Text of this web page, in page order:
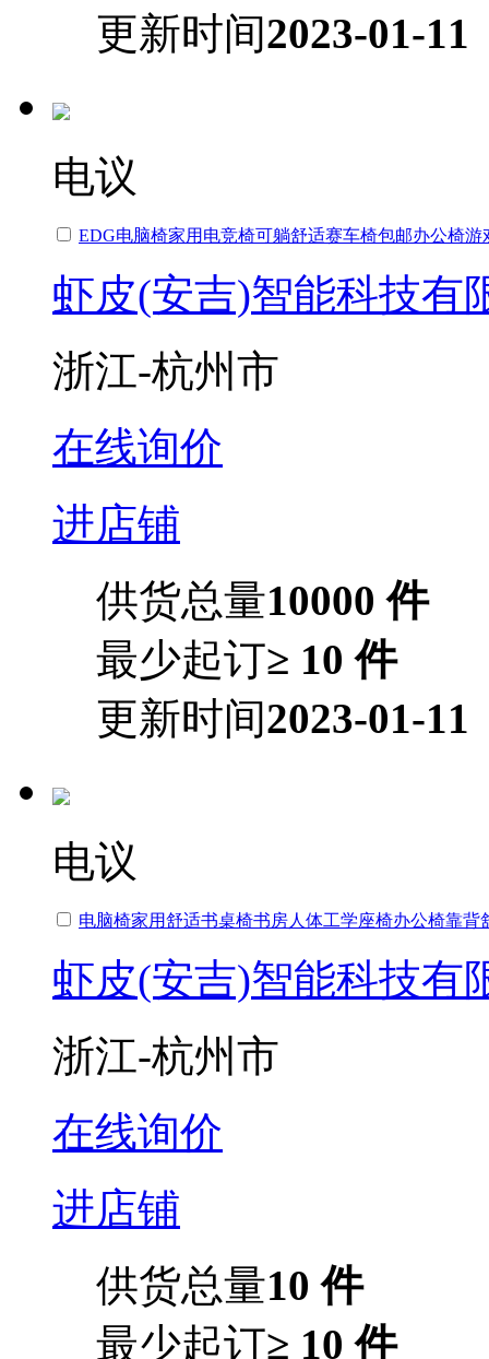
更新时间2023-01-11
电议
EDG电脑椅家用电竞椅可躺舒适赛车椅包邮办公椅游
虾皮(安吉)智能科技有
浙江-杭州市
在线询价
进店铺
供货总量10000 件
最少起订≥ 10 件
更新时间2023-01-11
电议
电脑椅家用舒适书桌椅书房人体工学座椅办公椅靠背
虾皮(安吉)智能科技有
浙江-杭州市
在线询价
进店铺
供货总量10 件
最少起订≥ 10 件